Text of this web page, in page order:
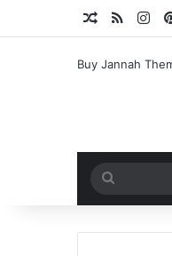
بينتيريستانستقرامملخص الموقع RSS
عن